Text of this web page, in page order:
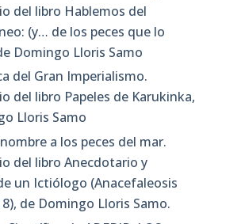
del libro Hablemos del
(y… de los peces que lo
Domingo Lloris Samo
del Gran Imperialismo.
del libro Papeles de Karukinka,
Lloris Samo
a los peces del mar.
del libro Anecdotario y
un Ictiólogo (Anacefaleosis
de Domingo Lloris Samo.